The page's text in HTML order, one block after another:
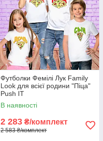
Футболки Фемілі Лук Family
Look для всієї родини "Піца"
Push IT
В наявності
2 283 ₴/комплект
2 583 ₴/комплект